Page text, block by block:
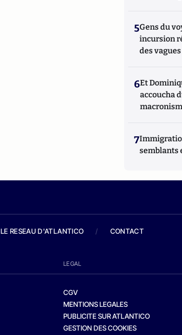
5Gens du
incursion
des vagues
6Et
accoucha
7
semblants
LE RESEAU D'ATLANTICO / CONTACT
LEGAL
CGV
MENTIONS LEGALES
PUBLICITE SUR ATLANTICO
GESTION DES COOKIES